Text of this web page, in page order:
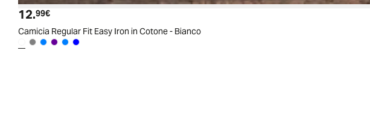
Prezzo attuale
12.99€
Camicia Regular Fit Easy Iron in Cotone - Bianco